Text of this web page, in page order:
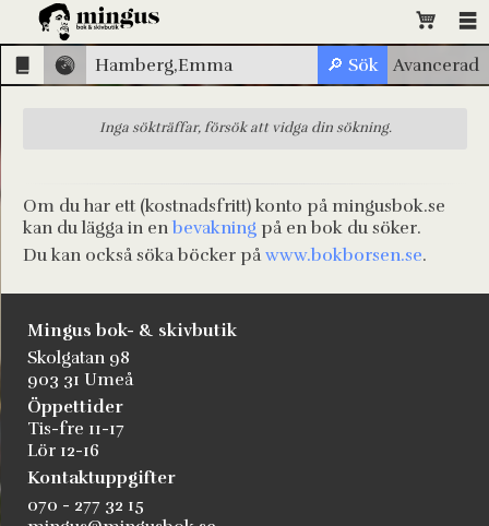
Inga sökträffar, försök att vidga din sökning.
Om du har ett (kostnadsfritt) konto på mingusbok.se
kan du lägga in enbevakning på en bok du söker.
Du kan också söka böcker påwww.bokborsen.se.
Mingus bok- & skivbutik
Skolgatan 98
903 31 Umeå
Öppettider
Tis-fre 11-17
Lör 12-16
Kontaktuppgifter
070 - 277 32 15